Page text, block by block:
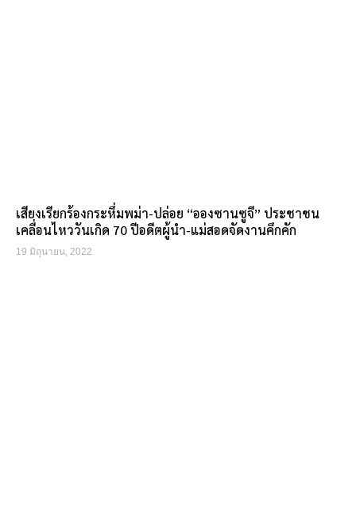
เสียงเรียกร้องกระหึ่มพม่า-ปล่อย “อองซานซูจี” ประชาชน
เคลื่อนไหววันเกิด 70 ปีอดีตผู้นำ-แม่สอดจัดงานคึกคัก
19 มิถุนายน, 2022